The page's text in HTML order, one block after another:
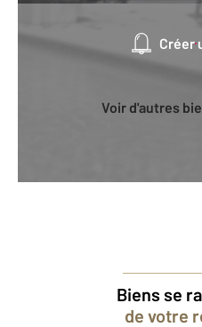
Voir d'autres
Biens se
de votre